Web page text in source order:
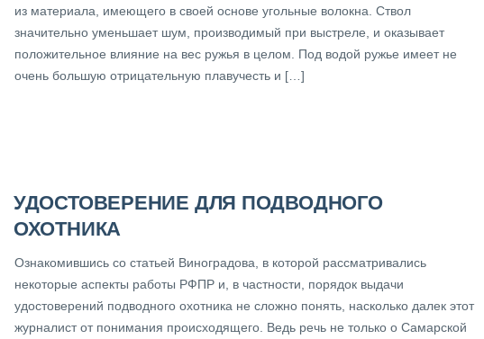
из материала, имеющего в своей основе угольные волокна. Ствол
значительно уменьшает шум, производимый при выстреле, и оказывает
положительное влияние на вес ружья в целом. Под водой ружье имеет не
очень большую отрицательную плавучесть и […]
УДОСТОВЕРЕНИЕ ДЛЯ ПОДВОДНОГО
ОХОТНИКА
Ознакомившись со статьей Виноградова, в которой рассматривались
некоторые аспекты работы РФПР и, в частности, порядок выдачи
удостоверений подводного охотника не сложно понять, насколько далек этот
журналист от понимания происходящего. Ведь речь не только о Самарской